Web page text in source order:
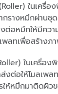
ในเครื่อ
รางหมึกผ่านชุ
ต่อหมึกให้มีคว
พลทเพื่อสร้างภ
ในเครื่อง
งต่อให้โมลเพล
ห้หมึกมาติดผิว